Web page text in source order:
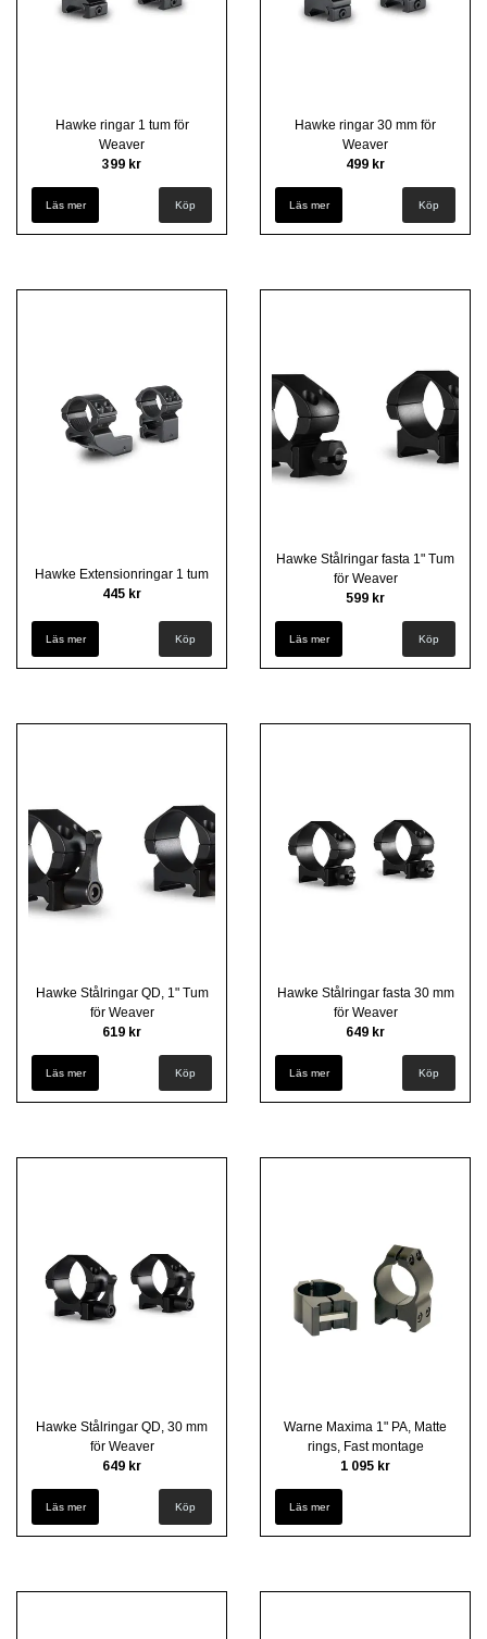
Hawke ringar 1 tum för
Weaver
399 kr
Läs mer Köp
Hawke ringar 30 mm för
Weaver
499 kr
Läs mer Köp
Hawke Extensionringar 1 tum
445 kr
Läs mer
Hawke Stålringar fasta 1" Tum
för Weaver
599 kr
Läs mer Köp
Hawke Stålringar QD, 1" Tum
för Weaver
619 kr
Läs mer Köp
Hawke Stålringar fasta 30 mm
för Weaver
649 kr
Läs mer Köp
Hawke Stålringar QD, 30 mm
för Weaver
649 kr
Läs mer Köp
Warne Maxima 1" PA, Matte
rings, Fast montage
1 095 kr
Läs mer